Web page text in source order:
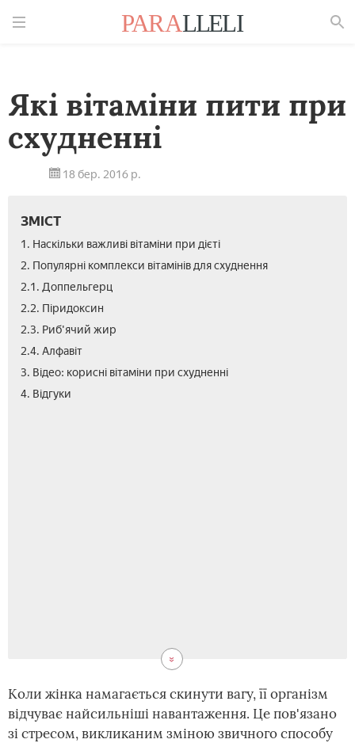
Які вітаміни пити при
схудненні
18 бер. 2016 р.
ЗМІСТ
1. Наскільки важливі вітаміни при дієті
2. Популярні комплекси вітамінів для схуднення
2.1. Доппельгерц
2.2. Піридоксин
2.3. Риб'ячий жир
2.4. Алфавіт
3. Відео: корисні вітаміни при схудненні
4. Відгуки
Коли жінка намагається скинути вагу, її організм
відчуває найсильніші навантаження. Це пов'язано
зі стресом, викликаним зміною звичного способу